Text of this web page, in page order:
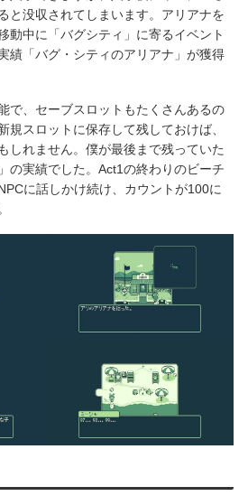
と没収されてしまいます。アリアナを
動中に「バグシティ」に寄るイベント
績「バグ・シティのアリアナ」が獲得
で、セーブスロットもたくさんあるの
規スロットに保存して残しておけば、
しれません。僕が最後まで残っていた
の実績でした。Act1の終わりのビーチ
に話しかけ続け、カウントが100に